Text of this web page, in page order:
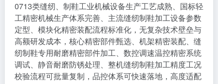
0713类缝纫、制鞋工业机械设备生产工艺成熟、国标轻
工精密机械生产体系完善、主流缝纫制鞋加工设备参数
定型、模块化精密装配流程标准化，无复杂技术壁垒与
高额研发成本，核心精密部件甄选、机架精密装配、缝
纫制鞋专用耐磨精密部件加工、数控调速温控精密系统
调试、静音耐磨防锈处理、整机缝纫制鞋加工精度工况
校验流程可批量复制，品控体系可快速落地，高度适配